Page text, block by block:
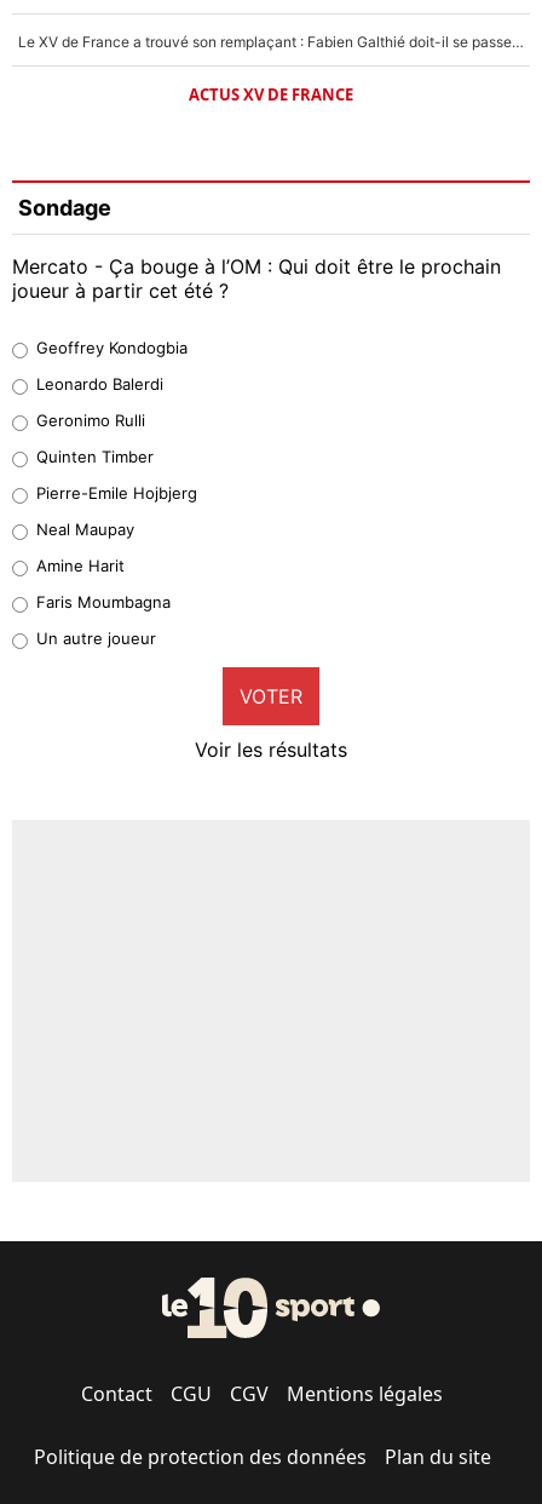
Le XV de France a trouvé son remplaçant : Fabien Galthié doit-il se passer d'Antoine Dupont ?
ACTUS XV DE FRANCE
Sondage
Mercato - Ça bouge à l’OM : Qui doit être le prochain
joueur à partir cet été ?
38%
32%
5%
1%
9%
Geoffrey Kondogbia
Leonardo Balerdi
Geronimo Rulli
Quinten Timber
Pierre-Emile Hojbjerg
Neal Maupay
Amine Harit
Faris Moumbagna
Un autre joueur
VOTER
Voir les résultats
Contact CGU CGV Mentions légales
Politique de protection des données Plan du site